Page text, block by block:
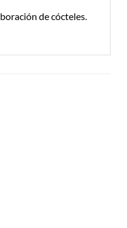
de cócteles.